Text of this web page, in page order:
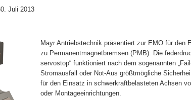
Juli 2013
Mayr Antriebstechnik präsentiert zur EMO für den
zu Permanentmagnetbremsen (PMB): Die
servostop“ funktioniert nach dem sogenannten
Stromausfall oder Not-Aus größtmögliche
für den Einsatz in schwerkraftbelasteten Achsen
oder Montageeinrichtungen.